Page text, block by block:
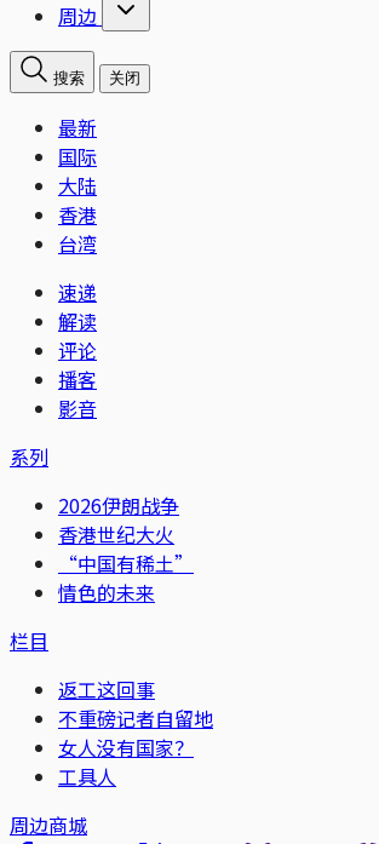
周边
搜索 关闭
最新
国际
大陆
香港
台湾
速递
解读
评论
播客
影音
系列
2026伊朗战争
香港世纪大火
“中国有稀土”
情色的未来
栏目
返工这回事
不重磅记者自留地
女人没有国家？
工具人
周边商城